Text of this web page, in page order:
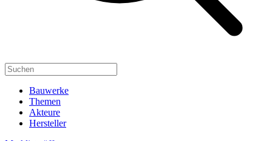
Bauwerke
Themen
Akteure
Hersteller